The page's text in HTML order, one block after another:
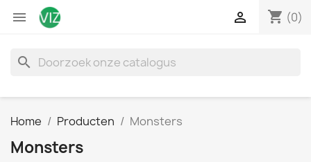
 shopping_cart (0)

search
Home Producten Monsters
Monsters